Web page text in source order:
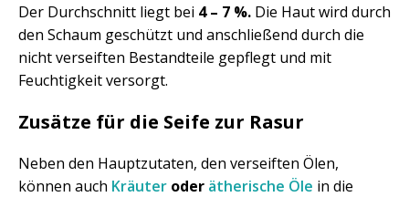
Der Durchschnitt liegt bei 4 – 7 %. Die Haut wird durch
den Schaum geschützt und anschließend durch die
nicht verseiften Bestandteile gepflegt und mit
Feuchtigkeit versorgt.
Zusätze für die Seife zur Rasur
Neben den Hauptzutaten, den verseiften Ölen,
können auch Kräuter oder ätherische Öle in die